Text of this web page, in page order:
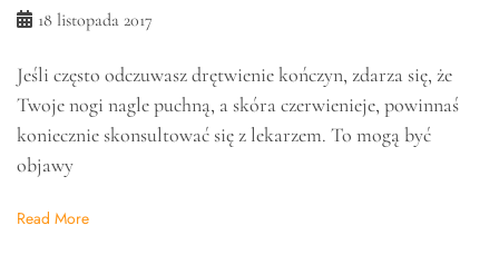
18 listopada 2017
Jeśli często odczuwasz drętwienie kończyn, zdarza się, że
Twoje nogi nagle puchną, a skóra czerwienieje, powinnaś
koniecznie skonsultować się z lekarzem. To mogą być
objawy
Read More